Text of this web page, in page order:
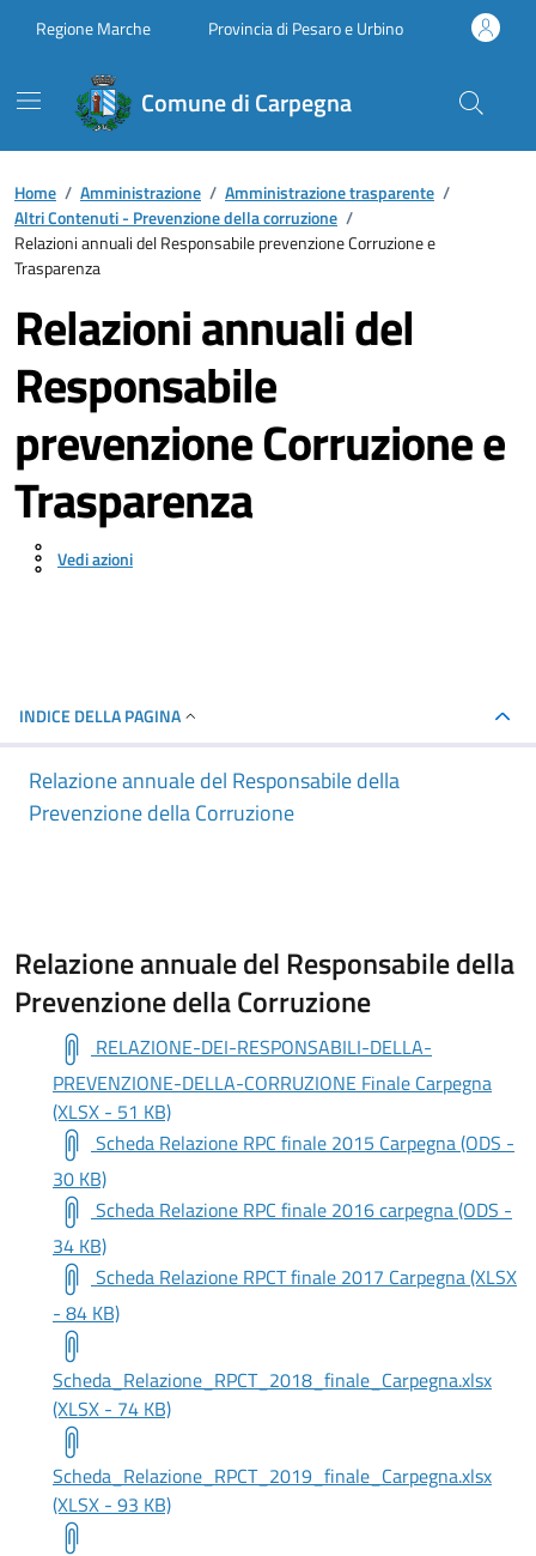
Regione Marche Provincia di Pesaro e Urbino
Comune di Carpegna
Home / Amministrazione / Amministrazione trasparente /
Altri Contenuti - Prevenzione della corruzione /
Relazioni annuali del Responsabile prevenzione Corruzione e
Trasparenza
Relazioni annuali del
Responsabile
prevenzione Corruzione e
Trasparenza
Vedi azioni
INDICE DELLA PAGINA
Relazione annuale del Responsabile della
Prevenzione della Corruzione
Relazione annuale del Responsabile della
Prevenzione della Corruzione
RELAZIONE-DEI-RESPONSABILI-DELLA-
PREVENZIONE-DELLA-CORRUZIONE Finale Carpegna
(XLSX - 51 KB)
Scheda Relazione RPC finale 2015 Carpegna (ODS -
30 KB)
Scheda Relazione RPC finale 2016 carpegna (ODS -
34 KB)
Scheda Relazione RPCT finale 2017 Carpegna (XLSX
- 84 KB)
Scheda_Relazione_RPCT_2018_finale_Carpegna.xlsx
(XLSX - 74 KB)
Scheda_Relazione_RPCT_2019_finale_Carpegna.xlsx
(XLSX - 93 KB)